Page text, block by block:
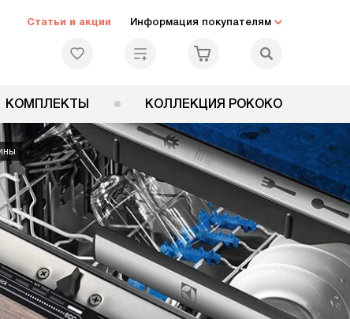
Статьи и акции Информация покупателям
КОМПЛЕКТЫ КОЛЛЕКЦИЯ РОКОКО